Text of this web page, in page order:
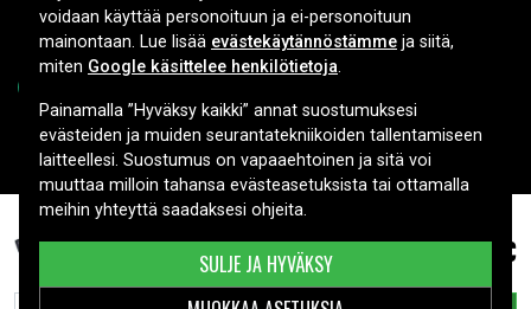
Nikon D40X, 7,2 (7,4)V, 900mAh 14,99 €
Copyright © 2026, Spares Nordic AB
voidaan käyttää personoituun ja ei-personoituun
mainontaan. Lue lisää evästekäytännöstämme ja siitä,
miten Google käsittelee henkilötietoja.
Painamalla ”Hyväksy kaikki” annat suostumuksesi
evästeiden ja muiden seurantatekniikoiden tallentamiseen
laitteellesi. Suostumus on vapaaehtoinen ja sitä voi
muuttaa milloin tahansa evästeasetuksista tai ottamalla
meihin yhteyttä saadaksesi ohjeita.
SULJE JA HYVÄKSY